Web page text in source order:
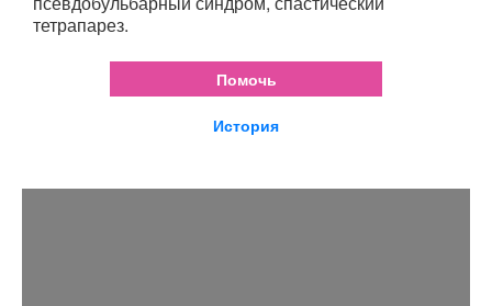
тетрапарез.
Помочь
История